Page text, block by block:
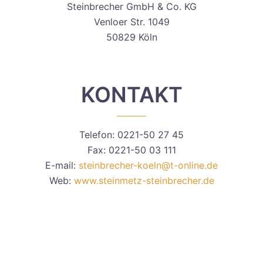
Steinbrecher GmbH & Co. KG
Venloer Str. 1049
50829 Köln
KONTAKT
Telefon: 0221-50 27 45
Fax: 0221-50 03 111
E-mail: steinbrecher-koeln@t-online.de
Web: www.steinmetz-steinbrecher.de